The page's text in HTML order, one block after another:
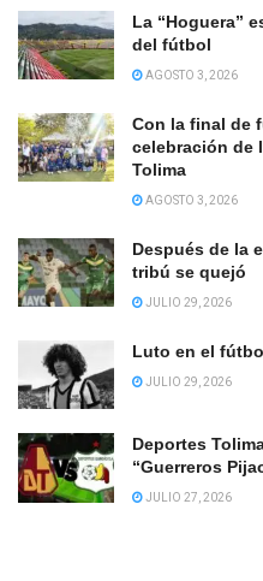
La “Hoguera”
del fútbol
AGOSTO 3, 2026
Con la final de
celebración de
Tolima
AGOSTO 3, 2026
Después de la
tribú se quejó
JULIO 29, 2026
Luto en el
JULIO 29, 2026
Deportes
“Guerreros
JULIO 27, 2026